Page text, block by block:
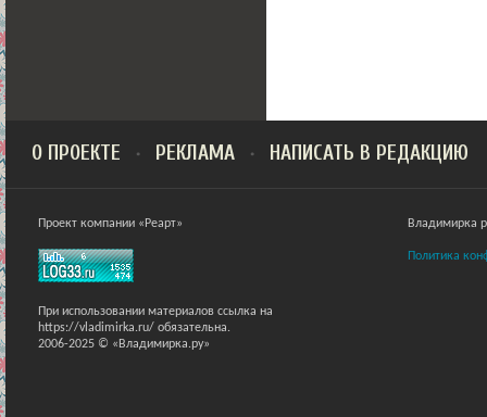
О ПРОЕКТЕ РЕКЛАМА НАПИСАТЬ В РЕДАКЦИЮ
Проект компании «Реарт»
При использовании материалов ссылка на
https://vladimirka.ru/ обязательна.
2006-2025 © «Владимирка.ру»
Владимирка
Политика